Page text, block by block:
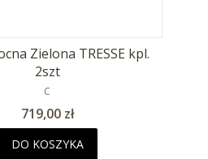
Zielona TRESSE kpl.
2szt
PRODUCENT
C
Cena
719,00 zł
DO KOSZYKA